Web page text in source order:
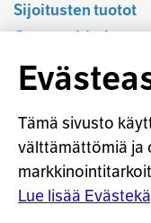
Sijoitusten tuotot
Osavuositiedot
Tilastotietokanta
Sijoitustoiminnan
Vastuullinen
Sijoitussanasto
Osaketuoton
Tämä sivusto
välttämättömiä ja
Lue lisää